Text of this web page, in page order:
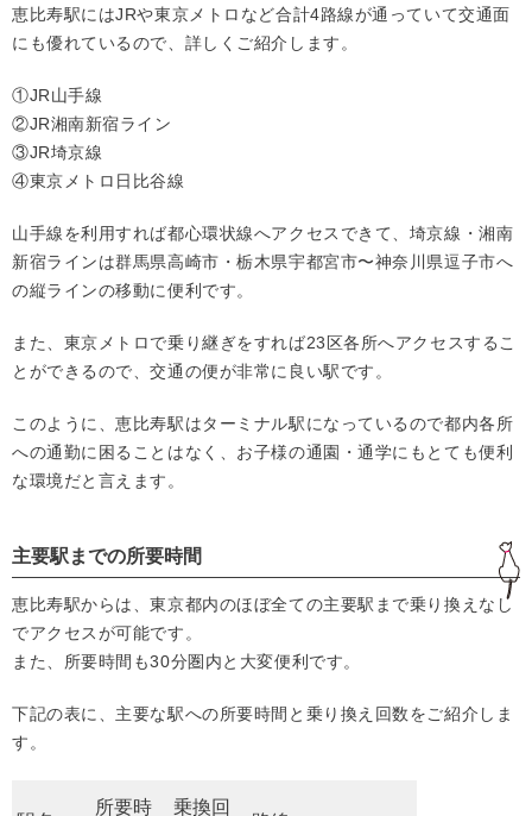
恵比寿駅にはJRや東京メトロなど合計4路線が通っていて交通面
にも優れているので、詳しくご紹介します。
①JR山手線
②JR湘南新宿ライン
③JR埼京線
④東京メトロ日比谷線
山手線を利用すれば都心環状線へアクセスできて、埼京線・湘南
新宿ラインは群馬県高崎市・栃木県宇都宮市〜神奈川県逗子市へ
の縦ラインの移動に便利です。
また、東京メトロで乗り継ぎをすれば23区各所へアクセスするこ
とができるので、交通の便が非常に良い駅です。
このように、恵比寿駅はターミナル駅になっているので都内各所
への通勤に困ることはなく、お子様の通園・通学にもとても便利
な環境だと言えます。
主要駅までの所要時間
恵比寿駅からは、東京都内のほぼ全ての主要駅まで乗り換えなし
でアクセスが可能です。
また、所要時間も30分圏内と大変便利です。
下記の表に、主要な駅への所要時間と乗り換え回数をご紹介しま
す。
所要時 乗換回